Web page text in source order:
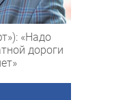
«Надо
дороги